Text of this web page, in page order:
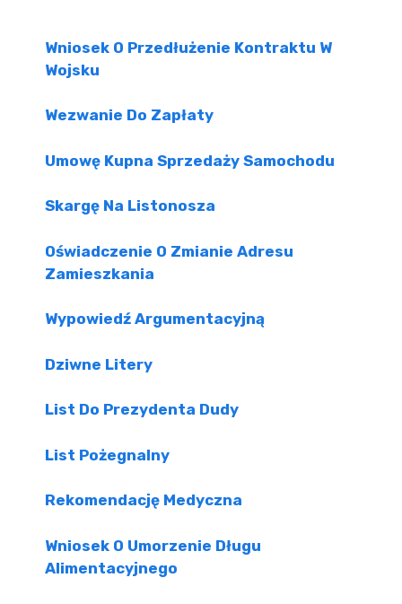
Wniosek O Przedłużenie Kontraktu W
Wojsku
Wezwanie Do Zapłaty
Umowę Kupna Sprzedaży Samochodu
Skargę Na Listonosza
Oświadczenie O Zmianie Adresu
Zamieszkania
Wypowiedź Argumentacyjną
Dziwne Litery
List Do Prezydenta Dudy
List Pożegnalny
Rekomendację Medyczna
Wniosek O Umorzenie Długu
Alimentacyjnego